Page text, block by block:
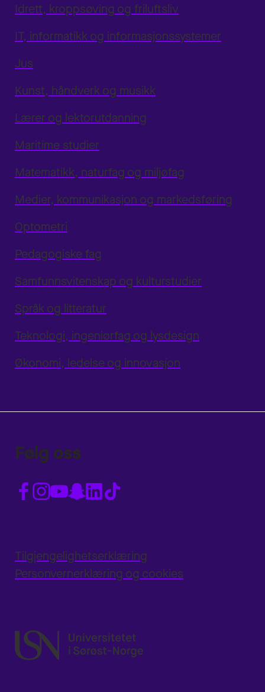
Idrett, kroppsøving og friluftsliv
IT, informatikk og informasjonssystemer
Jus
Kunst, håndverk og musikk
Lærer og lektorutdanning
Maritime studier
Matematikk, naturfag og miljøfag
Medier, kommunikasjon og markedsføring
Optometri
Pedagogiske fag
Samfunnsvitenskap og kulturstudier
Språk og litteratur
Teknologi, ingeniørfag og lysdesign
Økonomi, ledelse og innovasjon
Følg oss
Tilgjengelighetserklæring
Personvernerklæring og cookies